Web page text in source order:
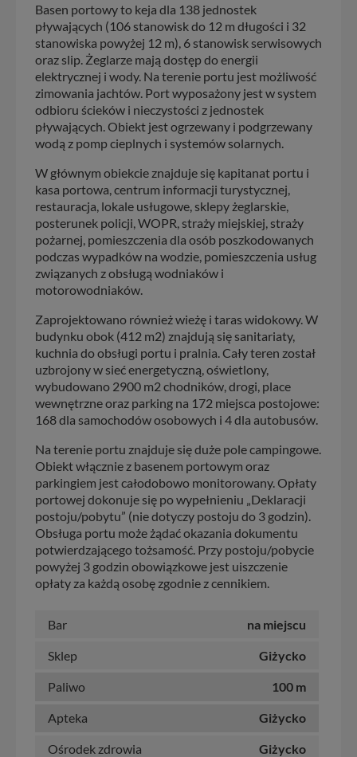
Basen portowy to keja dla 138 jednostek
pływających (106 stanowisk do 12 m długości i 32
stanowiska powyżej 12 m), 6 stanowisk serwisowych
oraz slip. Żeglarze mają dostęp do energii
elektrycznej i wody. Na terenie portu jest możliwość
zimowania jachtów. Port wyposażony jest w system
odbioru ścieków i nieczystości z jednostek
pływających. Obiekt jest ogrzewany i podgrzewany
wodą z pomp cieplnych i systemów solarnych.
W głównym obiekcie znajduje się kapitanat portu i
kasa portowa, centrum informacji turystycznej,
restauracja, lokale usługowe, sklepy żeglarskie,
posterunek policji, WOPR, straży miejskiej, straży
pożarnej, pomieszczenia dla osób poszkodowanych
podczas wypadków na wodzie, pomieszczenia usług
związanych z obsługą wodniaków i
motorowodniaków.
Zaprojektowano również wieżę i taras widokowy. W
budynku obok (412 m2) znajdują się sanitariaty,
kuchnia do obsługi portu i pralnia. Cały teren został
uzbrojony w sieć energetyczną, oświetlony,
wybudowano 2900 m2 chodników, drogi, place
wewnętrzne oraz parking na 172 miejsca postojowe:
168 dla samochodów osobowych i 4 dla autobusów.
Na terenie portu znajduje się duże pole campingowe.
Obiekt włącznie z basenem portowym oraz
parkingiem jest całodobowo monitorowany. Opłaty
portowej dokonuje się po wypełnieniu „Deklaracji
postoju/pobytu” (nie dotyczy postoju do 3 godzin).
Obsługa portu może żądać okazania dokumentu
potwierdzającego tożsamość. Przy postoju/pobycie
powyżej 3 godzin obowiązkowe jest uiszczenie
opłaty za każdą osobę zgodnie z cennikiem.
Bar na miejscu
Sklep Giżycko
Paliwo 100 m
Apteka Giżycko
Ośrodek zdrowia Giżycko